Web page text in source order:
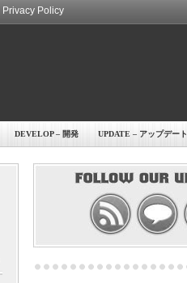
Privacy Policy
DEVELOP – 開発 UPDATE – アップデート